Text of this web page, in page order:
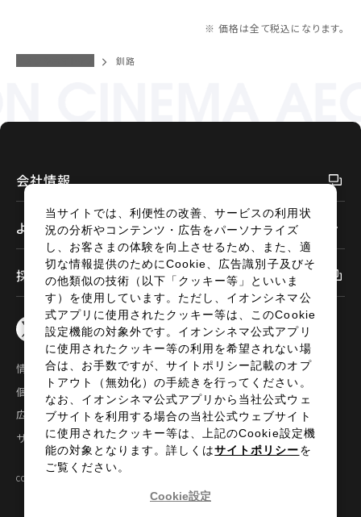
※ 価格は全て税込になります。
釧路
会社情報
よくあるご質問
採用情報
情報セキュリティ
サイトポリシー
個人情報の取扱い
お問い合わせ
広告掲載
特定商取引法に基づく表示
サイトマップ
COPYRIGHT©2024 AEON ENTERTAINMENT CO.,LTD ALL RIGHTS RESERVED.
当サイトでは、利便性の改善、サービスの利用状
況の分析やコンテンツ・広告をパーソナライズ
し、お客さまの体験を向上させるため、また、適
切な情報提供のためにCookie、広告識別子及びそ
の他類似の技術（以下「クッキー等」といいま
す）を使用しています。ただし、イオンシネマ公
式アプリに使用されたクッキー等は、このCookie
設定機能の対象外です。イオンシネマ公式アプリ
に使用されたクッキー等の利用を希望されない場
合は、お手数ですが、サイトポリシー記載のオプ
トアウト（無効化）の手続きを行ってください。
なお、イオンシネマ公式アプリから当社公式ウェ
ブサイトを利用する場合の当社公式ウェブサイト
に使用されたクッキー等は、上記のCookie設定機
能の対象となります。詳しくはサイトポリシーを
ご覧ください。
Cookie設定